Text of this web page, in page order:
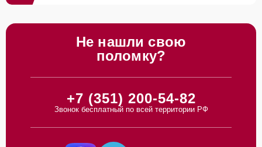
Не нашли свою
поломку?
+7 (351) 200-54-82
Звонок бесплатный по всей территории РФ